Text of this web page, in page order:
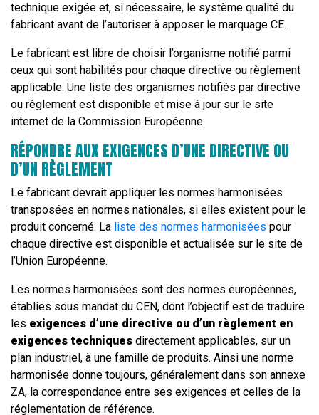
technique exigée et, si nécessaire, le système qualité du
fabricant avant de l’autoriser à apposer le marquage CE.
Le fabricant est libre de choisir l’organisme notifié parmi
ceux qui sont habilités pour chaque directive ou règlement
applicable. Une liste des organismes notifiés par directive
ou règlement est disponible et mise à jour sur le site
internet de la Commission Européenne.
RÉPONDRE AUX EXIGENCES D’UNE DIRECTIVE OU
D’UN RÈGLEMENT
Le fabricant devrait appliquer les normes harmonisées
transposées en normes nationales, si elles existent pour le
produit concerné. La liste des normes harmonisées pour
chaque directive est disponible et actualisée sur le site de
l’Union Européenne.
Les normes harmonisées sont des normes européennes,
établies sous mandat du CEN, dont l’objectif est de traduire
les exigences d’une directive ou d’un règlement en
exigences techniques directement applicables, sur un
plan industriel, à une famille de produits. Ainsi une norme
harmonisée donne toujours, généralement dans son annexe
ZA, la correspondance entre ses exigences et celles de la
réglementation de référence.